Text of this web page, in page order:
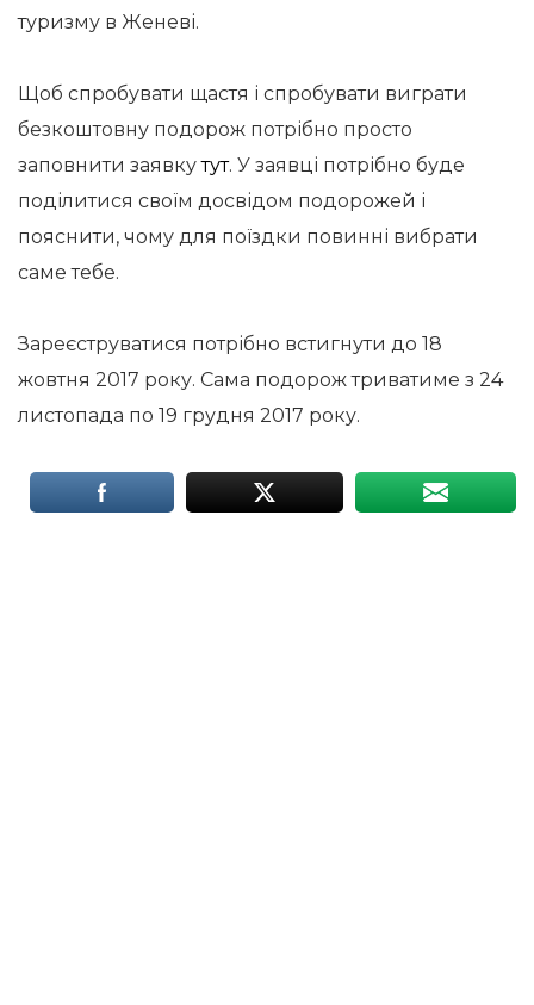
туризму в Женеві.
Щоб спробувати щастя і спробувати виграти
безкоштовну подорож потрібно просто
заповнити заявкутут. У заявці потрібно буде
поділитися своїм досвідом подорожей і
пояснити, чому для поїздки повинні вибрати
саме тебе.
Зареєструватися потрібно встигнути до 18
жовтня 2017 року. Сама подорож триватиме з 24
листопада по 19 грудня 2017 року.